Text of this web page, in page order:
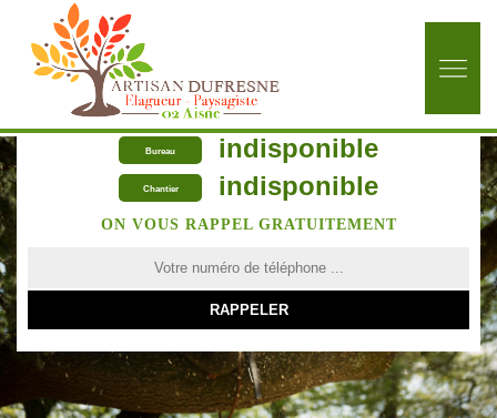
Bureau indisponible
Chantier indisponible
ON VOUS RAPPEL GRATUITEMENT